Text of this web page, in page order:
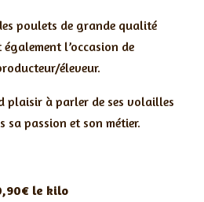
poulets de grande qualité
également l’occasion de
éleveur.
plaisir à parler de ses volailles
sa passion et son métier.
le kilo